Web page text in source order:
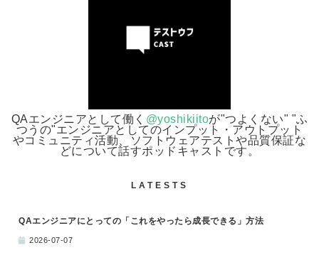
QAエンジニアとして働く @yoshikiitoが"つよくない" "ふ
つうの"エンジニアとしてのインプット・アウトプット
やコミュニティ活動、ソフトウェアテストや品質保証な
どについて話すポッドキャストです。
LATESTS
QAエンジニアにとっての「これをやったら成長できる」方法
2026-07-07